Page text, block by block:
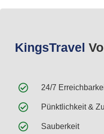
KingsTravel
24/7
Pünktlichkeit &
Sauberkeit